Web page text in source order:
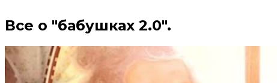
Все о ″бабушках 2.0″.